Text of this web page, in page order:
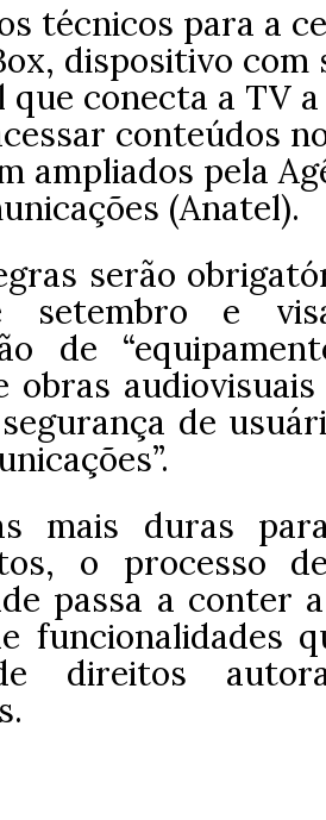
técnicos para a
dispositivo com
que conecta a TV
conteúdos
ampliados pela
(Anatel).
serão
setembro e
de
obras
de
mais duras
o processo
passa a conter
funcionalidades
direitos